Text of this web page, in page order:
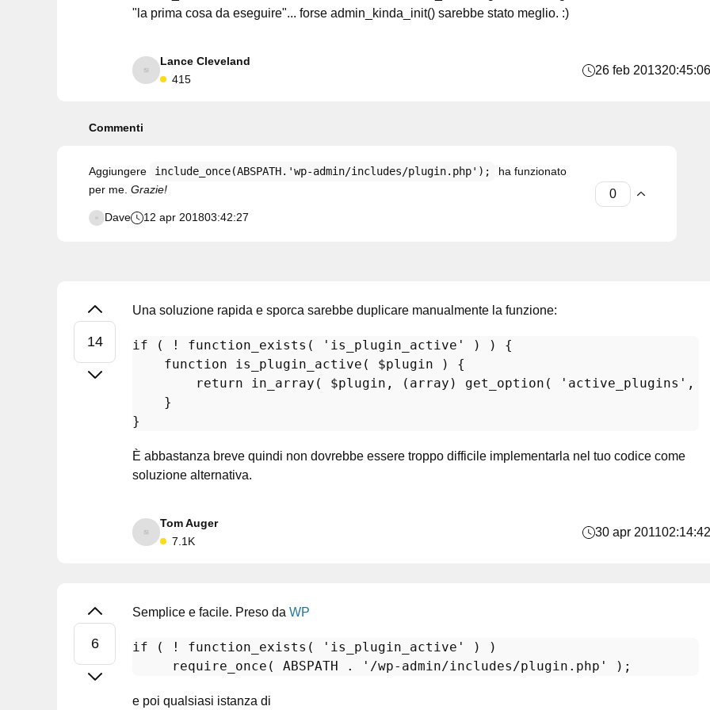
"la prima cosa da eseguire"... forse admin_kinda_init() sarebbe stato meglio. :)
Lance Cleveland
415
26 feb 201320:45:06
Commenti
Aggiungere include_once(ABSPATH.'wp-admin/includes/plugin.php');
ha funzionato
per me. Grazie!
Dave 12 apr 201803:42:27
Una soluzione rapida e sporca sarebbe duplicare manualmente la funzione:
if ( ! function_exists ( 'is_plugin_active'
) ) {
function
is_plugin_active ( $plugin ) {
return
in_array ( $plugin , ( array ) get_option ( 'active_plugins' ,
    }
È abbastanza breve quindi non dovrebbe essere troppo difficile implementarla nel tuo codice come
soluzione alternativa.
Tom Auger
7.1K
30 apr 201102:14:42
Semplice e facile. Preso da WP
if ( ! function_exists ( 'is_plugin_active'
) )
require_once ( ABSPATH . '/wp-admin/includes/plugin.php'
e poi qualsiasi istanza di